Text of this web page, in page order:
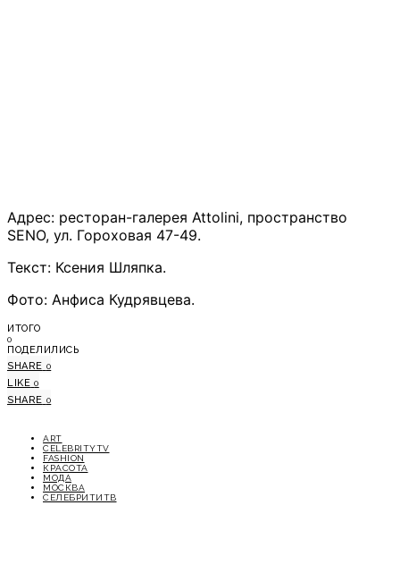
Адрес: ресторан-галерея Attolini, пространство
SENO, ул. Гороховая 47-49.
Текст: Ксения Шляпка.
Фото: Анфиса Кудрявцева.
ИТОГО
0
ПОДЕЛИЛИСЬ
SHARE 0
LIKE 0
SHARE 0
ART
CELEBRITYTV
FASHION
КРАСОТА
МОДА
МОСКВА
СЕЛЕБРИТИТВ